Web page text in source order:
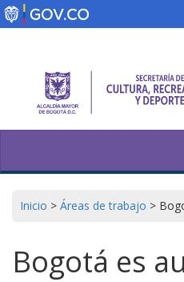
Pasar
al
Inicio > Áreas de trabajo >
Bogotá es